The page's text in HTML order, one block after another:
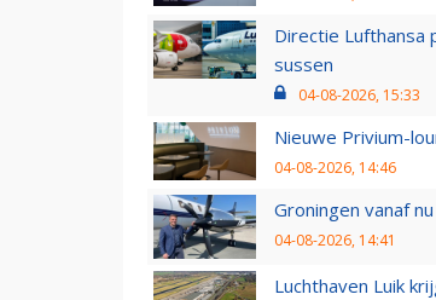
Directie
sussen
04-08-2026, 15:33
Nieuwe Privium-
04-08-2026, 14:46
Groningen vanaf
04-08-2026, 14:41
Luchthaven Luik